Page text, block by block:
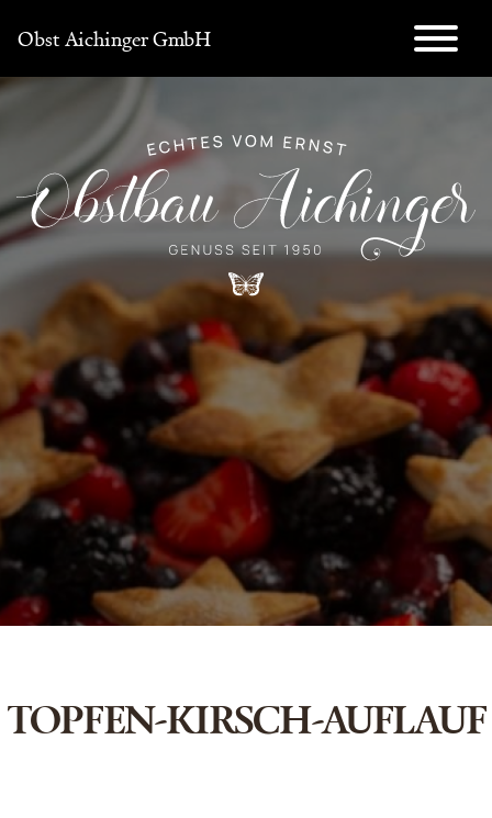
Inhalt
Obst Aichinger GmbH
TOPFEN-KIRSCH-AUFLAUF